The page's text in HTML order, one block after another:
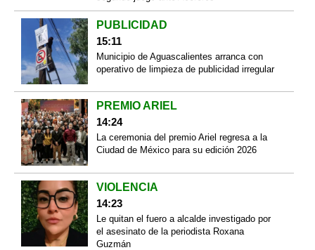
PUBLICIDAD
15:11
Municipio de Aguascalientes arranca con
operativo de limpieza de publicidad irregular
PREMIO ARIEL
14:24
La ceremonia del premio Ariel regresa a la
Ciudad de México para su edición 2026
VIOLENCIA
14:23
Le quitan el fuero a alcalde investigado por
el asesinato de la periodista Roxana
Guzmán